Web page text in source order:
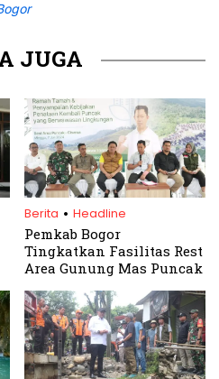
JUGA
Berita . Headline
Pemkab Bogor
Tingkatkan Fasilitas Rest
Area Gunung Mas Puncak